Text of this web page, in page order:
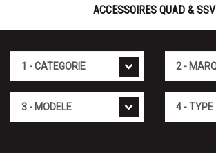
ACCESSOIRES QUAD & SSV